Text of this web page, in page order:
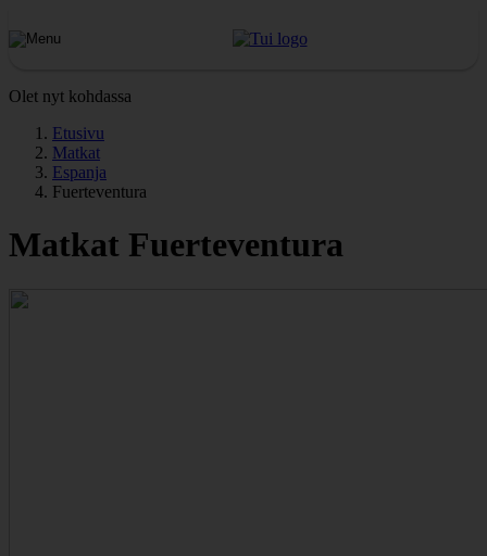
Olet nyt kohdassa
Etusivu
Matkat
Espanja
Fuerteventura
Matkat Fuerteventura